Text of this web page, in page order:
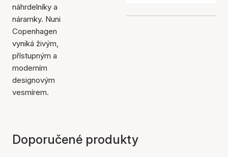
náhrdelníky a
náramky. Nuni
Copenhagen
vyniká živým,
přístupným a
moderním
designovým
vesmírem.
Doporučené produkty